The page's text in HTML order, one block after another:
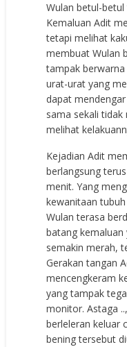
Wulan betul-
Kemaluan Adit
tetapi melihat
membuat Wulan
tampak
urat-urat yang
dapat
sama sekali tidak
melihat
Kejadian Adit
berlangsung
menit. Yang
kewanitaan
Wulan terasa
batang kemaluan
semakin merah,
Gerakan tangan
mencengkeram
yang tampak
monitor. Astaga
berleleran keluar
bening tersebut